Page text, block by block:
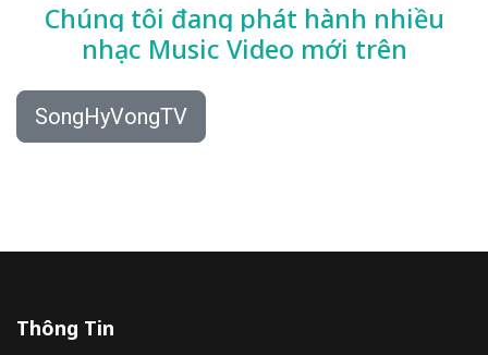
Chúng tôi đang phát hành nhiều
nhạc Music Video mới trên
SongHyVongTV
Thông Tin